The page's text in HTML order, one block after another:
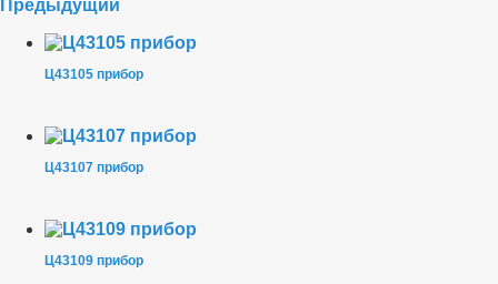
Предыдущий
Ц43105 прибор
Ц43107 прибор
Ц43109 прибор